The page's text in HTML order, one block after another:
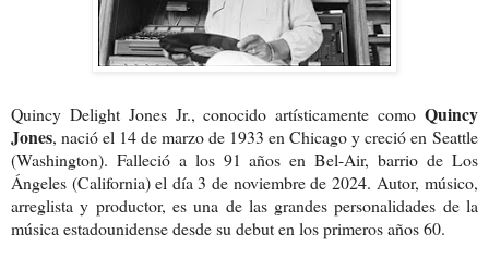
Quincy Delight Jones Jr., conocido artísticamente como Quincy
Jones, nació el 14 de marzo de 1933 en Chicago y creció en Seattle
(Washington). Falleció a los 91 años en Bel-Air, barrio de Los
Ángeles (California) el día 3 de noviembre de 2024. Autor, músico,
arreglista y productor, es una de las grandes personalidades de la
música estadounidense desde su debut en los primeros años 60.